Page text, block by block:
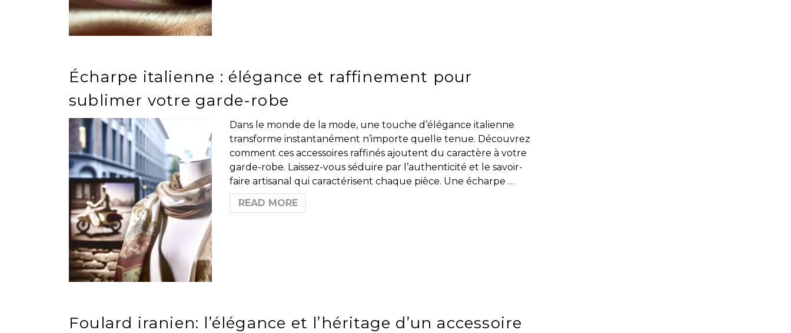
Écharpe italienne : élégance et raffinement pour
sublimer votre garde-robe
Dans le monde de la mode, une touche d’élégance italienne
transforme instantanément n’importe quelle tenue. Découvrez
comment ces accessoires raffinés ajoutent du caractère à votre
garde-robe. Laissez-vous séduire par l’authenticité et le savoir-
faire artisanal qui caractérisent chaque pièce. Une écharpe …
READ MORE
Foulard iranien: l’élégance et l’héritage d’un accessoire